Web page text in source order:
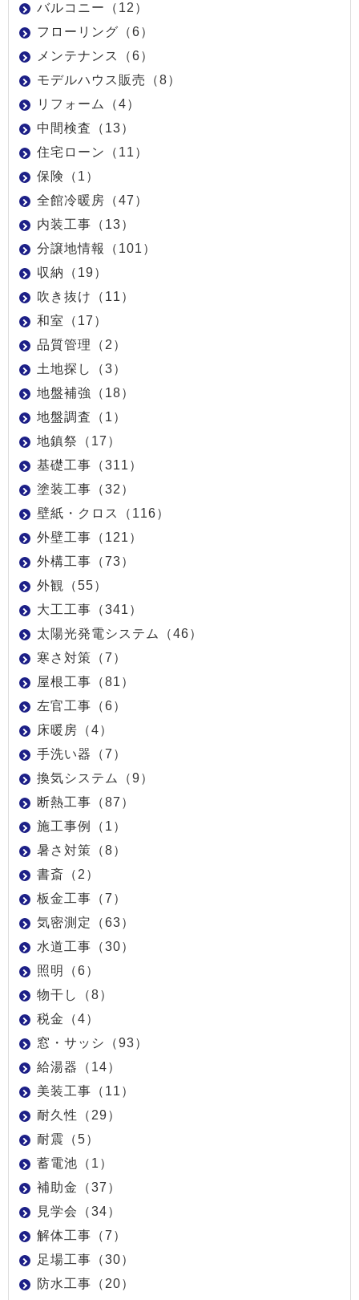
バルコニー（12）
フローリング（6）
メンテナンス（6）
モデルハウス販売（8）
リフォーム（4）
中間検査（13）
住宅ローン（11）
保険（1）
全館冷暖房（47）
内装工事（13）
分譲地情報（101）
収納（19）
吹き抜け（11）
和室（17）
品質管理（2）
土地探し（3）
地盤補強（18）
地盤調査（1）
地鎮祭（17）
基礎工事（311）
塗装工事（32）
壁紙・クロス（116）
外壁工事（121）
外構工事（73）
外観（55）
大工工事（341）
太陽光発電システム（46）
寒さ対策（7）
屋根工事（81）
左官工事（6）
床暖房（4）
手洗い器（7）
換気システム（9）
断熱工事（87）
施工事例（1）
暑さ対策（8）
書斎（2）
板金工事（7）
気密測定（63）
水道工事（30）
照明（6）
物干し（8）
税金（4）
窓・サッシ（93）
給湯器（14）
美装工事（11）
耐久性（29）
耐震（5）
蓄電池（1）
補助金（37）
見学会（34）
解体工事（7）
足場工事（30）
防水工事（20）